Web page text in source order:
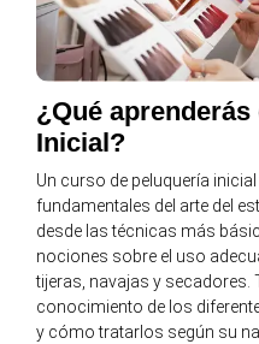
¿Qué
Inicial?
Un curso de peluquería
fundamentales del arte del
desde las técnicas más
nociones sobre el uso
tijeras, navajas y secadores.
conocimiento de los
y cómo tratarlos según su